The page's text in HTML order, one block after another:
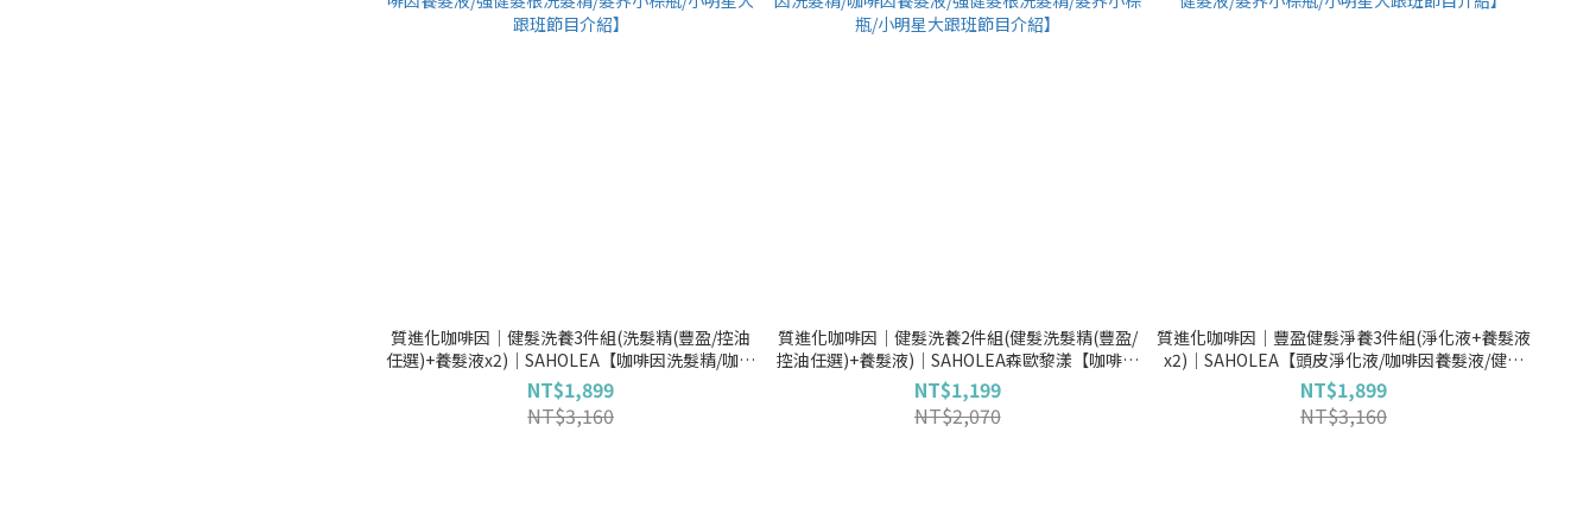
質進化咖啡因│健髮洗養3件組(洗髮精(豐盈/控油
任選)+養髮液x2)│SAHOLEA【咖啡因洗髮精/咖啡
因養髮液/強健髮根洗髮精/髮界小棕瓶/小明星大跟
班節目介紹】
NT$1,899
NT$3,160
質進化咖啡因│健髮洗養2件組(健髮洗髮精(豐盈/
控油任選)+養髮液)│SAHOLEA森歐黎漾【咖啡因
洗髮精/咖啡因養髮液/強健髮根洗髮精/髮界小棕瓶/
小明星大跟班節目介紹】
NT$1,199
NT$2,070
質進化咖啡因│豐盈健髮淨養3件組(淨化液+養髮液
x2)│SAHOLEA【頭皮淨化液/咖啡因養髮液/健髮
液/髮界小棕瓶/小明星大跟班節目介紹】
NT$1,899
NT$3,160